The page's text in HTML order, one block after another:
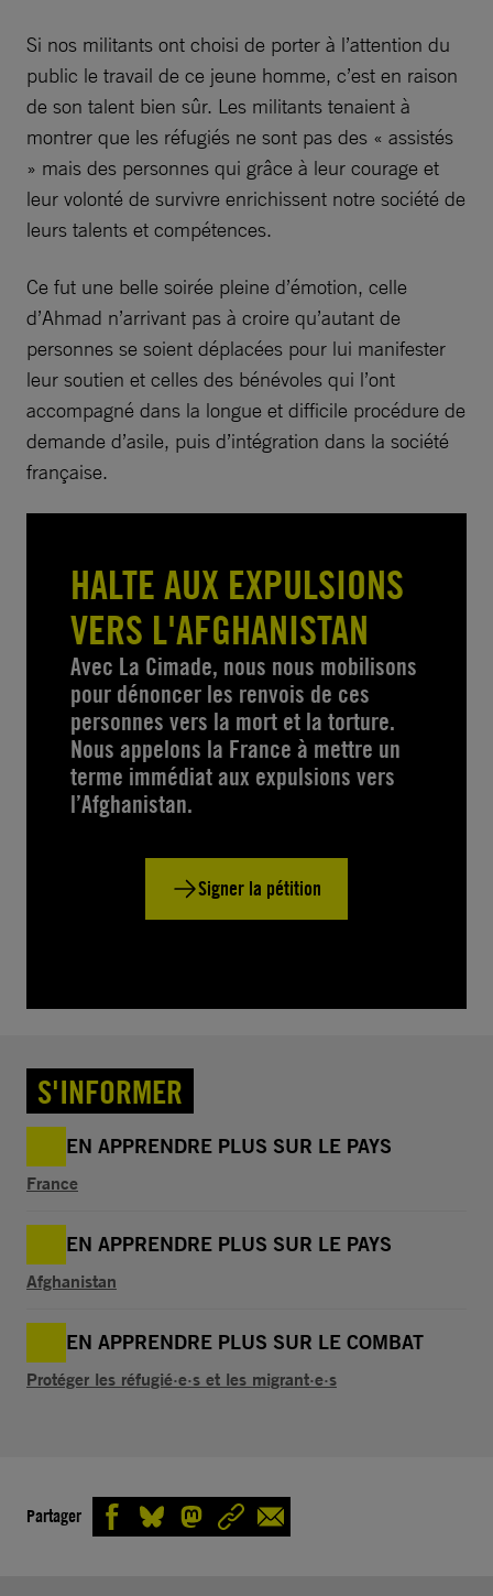
Si nos militants ont choisi de porter à l’attention du
public le travail de ce jeune homme, c’est en raison
de son talent bien sûr. Les militants tenaient à
montrer que les réfugiés ne sont pas des « assistés
» mais des personnes qui grâce à leur courage et
leur volonté de survivre enrichissent notre société de
leurs talents et compétences.
Ce fut une belle soirée pleine d’émotion, celle
d’Ahmad n’arrivant pas à croire qu’autant de
personnes se soient déplacées pour lui manifester
leur soutien et celles des bénévoles qui l’ont
accompagné dans la longue et difficile procédure de
demande d’asile, puis d’intégration dans la société
française.
HALTE AUX EXPULSIONS
VERS L'AFGHANISTAN
Avec La Cimade, nous nous mobilisons
pour dénoncer les renvois de ces
personnes vers la mort et la torture.
Nous appelons la France à mettre un
terme immédiat aux expulsions vers
l’Afghanistan.
Signer la pétition
S'INFORMER
EN APPRENDRE PLUS SUR LE PAYS
France
EN APPRENDRE PLUS SUR LE PAYS
Afghanistan
EN APPRENDRE PLUS SUR LE COMBAT
Protéger les réfugié·e·s et les migrant·e·s
Partager